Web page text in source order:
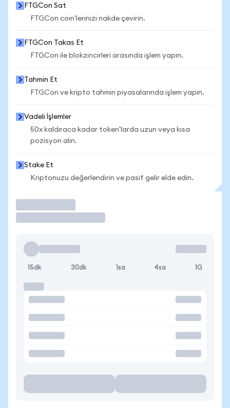
FTGCon Sat
FTGCon coin'lerinizi nakde çevirin.
FTGCon Takas Et
FTGCon ile blokzincirleri arasında işlem yapın.
Tahmin Et
FTGCon ve kripto tahmin piyasalarında işlem yapın.
Vadeli İşlemler
50x kaldıraca kadar token'larda uzun veya kısa
pozisyon alın.
Stake Et
Kriptonuzu değerlendirin ve pasif gelir elde edin.
15dk 30dk 1sa 4sa 1G